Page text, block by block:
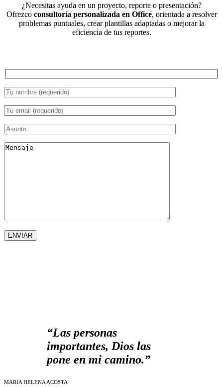
¿Necesitas ayuda en un proyecto, reporte o presentación?
Ofrezco consultoría personalizada en Office, orientada a resolver
problemas puntuales, crear plantillas adaptadas o mejorar la
eficiencia de tus reportes.
“Las personas
importantes, Dios las
pone en mi camino.”
MARIA HELENA ACOSTA